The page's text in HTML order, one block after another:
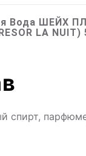
Вода ШЕЙХ
LA
спирт,